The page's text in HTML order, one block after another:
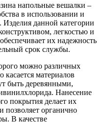
напольные вешалки –
в использовании и
Изделия данной категории
легкостью и
их надежность
срок службы.
можно различных
касается материалов
быть деревянными,
Нанесение
покрытия делает их
позволяет органично
В качестве